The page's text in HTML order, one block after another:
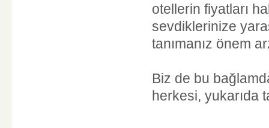
otellerin fiyatları
sevdiklerinize
tanımanız önem
Biz de bu
herkesi, yukarıda